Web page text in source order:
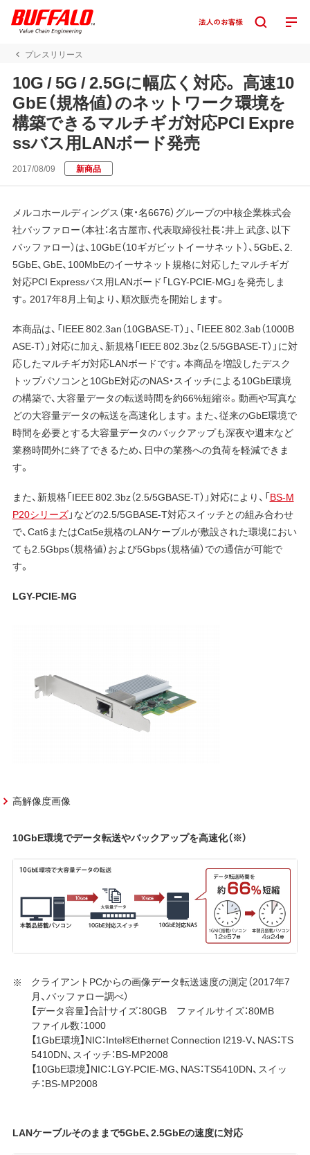
プレスリリース
10G / 5G / 2.5Gに幅広く対応。 高速10
GbE（規格値）のネットワーク環境を
構築できるマルチギガ対応PCI Expre
ssバス用LANボード発売
2017/08/09 新商品
メルコホールディングス（東・名6676）グループの中核企業株式会
社バッファロー（本社：名古屋市、代表取締役社長：井上 武彦、以下
バッファロー）は、10GbE（10ギガビットイーサネット）、5GbE、2.
5GbE、GbE、100MbEのイーサネット規格に対応したマルチギガ
対応PCI Expressバス用LANボード「LGY-PCIE-MG」を発売しま
す。2017年8月上旬より、順次販売を開始します。
本商品は、「IEEE 802.3an（10GBASE-T）」、「IEEE 802.3ab（1000B
ASE-T）」対応に加え、新規格「IEEE 802.3bz（2.5/5GBASE-T）」に対
応したマルチギガ対応LANボードです。本商品を増設したデスク
トップパソコンと10GbE対応のNAS・スイッチによる10GbE環境
の構築で、大容量データの転送時間を約66%短縮※。動画や写真な
どの大容量データの転送を高速化します。また、従来のGbE環境で
時間を必要とする大容量データのバックアップも深夜や週末など
業務時間外に終了できるため、日中の業務への負荷を軽減できま
す。
また、新規格「IEEE 802.3bz（2.5/5GBASE-T）」対応により、「BS-M
P20シリーズ」などの2.5/5GBASE-T対応スイッチとの組み合わせ
で、Cat6またはCat5e規格のLANケーブルが敷設された環境におい
ても2.5Gbps（規格値）および5Gbps（規格値）での通信が可能で
す。
LGY-PCIE-MG
高解像度画像
10GbE環境でデータ転送やバックアップを高速化（※）
クライアントPCからの画像データ転送速度の測定（2017年7
月、バッファロー調べ）
【データ容量】合計サイズ：80GB ファイルサイズ：80MB
ファイル数：1000
【1GbE環境】NIC：Intel®Ethernet Connection I219-V、NAS：TS
5410DN、スイッチ：BS-MP2008
【10GbE環境】NIC：LGY-PCIE-MG、NAS：TS5410DN、スイッ
チ：BS-MP2008
LANケーブルそのままで5GbE、2.5GbEの速度に対応